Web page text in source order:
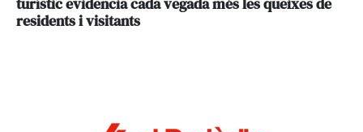
residents i visitants